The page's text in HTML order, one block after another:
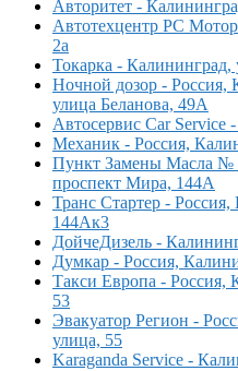
Авторитет -
Автотехцентр РС
2а
Токарка - Калининград,
Ночной дозор - Россия,
улица Беланова, 49А
Автосервис Car Service
Механик - Россия,
Пункт Замены Масла №
проспект Мира, 144А
Транс Стартер -
144Ак3
ДойчеДизель -
Думкар - Россия,
Такси Европа - Россия,
53
Эвакуатор Регион -
улица, 55
Karaganda Service -